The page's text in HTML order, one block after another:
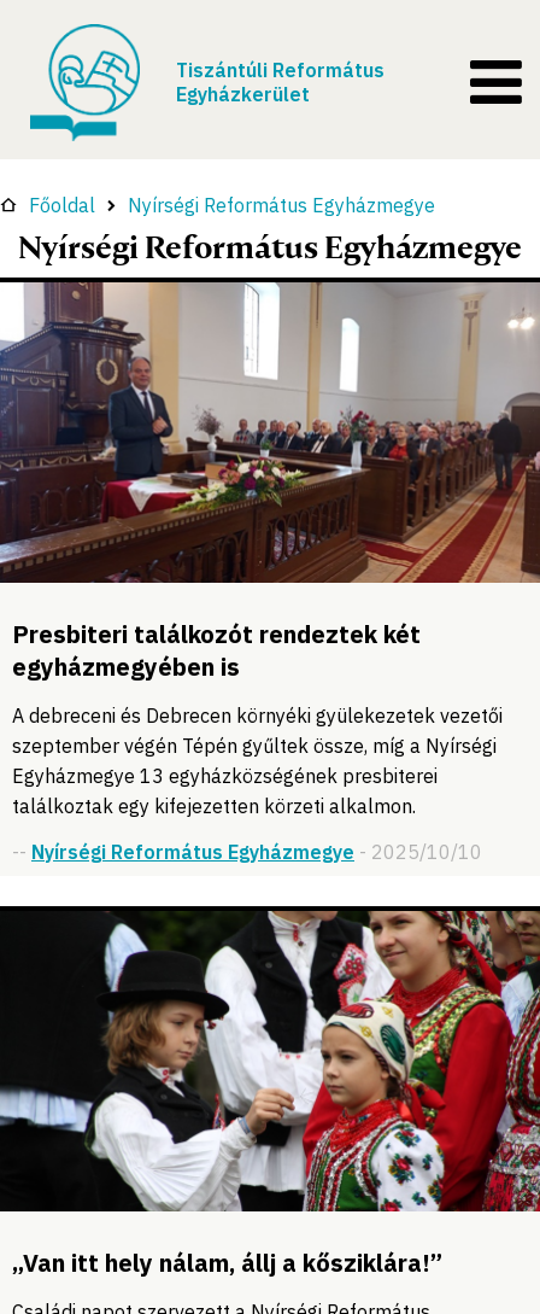
Tiszántúli Református
Egyházkerület
Főoldal Nyírségi Református Egyházmegye
Nyírségi Református Egyházmegye
Presbiteri találkozót rendeztek két
egyházmegyében is
A debreceni és Debrecen környéki gyülekezetek vezetői
szeptember végén Tépén gyűltek össze, míg a Nyírségi
Egyházmegye 13 egyházközségének presbiterei
találkoztak egy kifejezetten körzeti alkalmon.
-- Nyírségi Református Egyházmegye - 2025/10/10
„Van itt hely nálam, állj a kősziklára!”